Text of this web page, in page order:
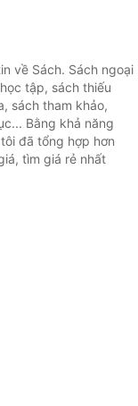
về Sách. Sách ngoại
tập, sách thiếu
sách tham khảo,
Bằng khả năng
đã tổng hợp hơn
tìm giá rẻ nhất